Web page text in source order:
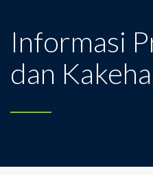
Informasi
dan